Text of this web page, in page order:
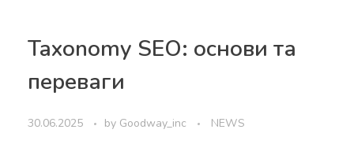
Taxonomy SEO: основи та
переваги
30.06.2025 by Goodway_inc NEWS